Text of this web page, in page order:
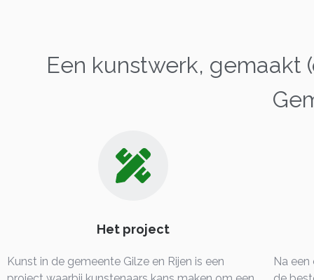
Een kunstwerk, gemaakt
Het project
Kunst in de gemeente Gilze en Rijen is een
Na